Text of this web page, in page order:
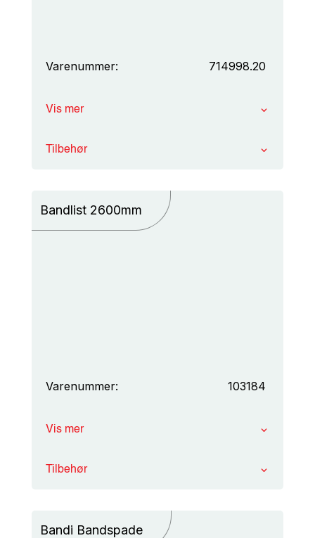
Varenummer: 714998.20
Vis mer
Tilbehør
Bandlist 2600mm
Varenummer: 103184
Vis mer
Tilbehør
Bandi Bandspade